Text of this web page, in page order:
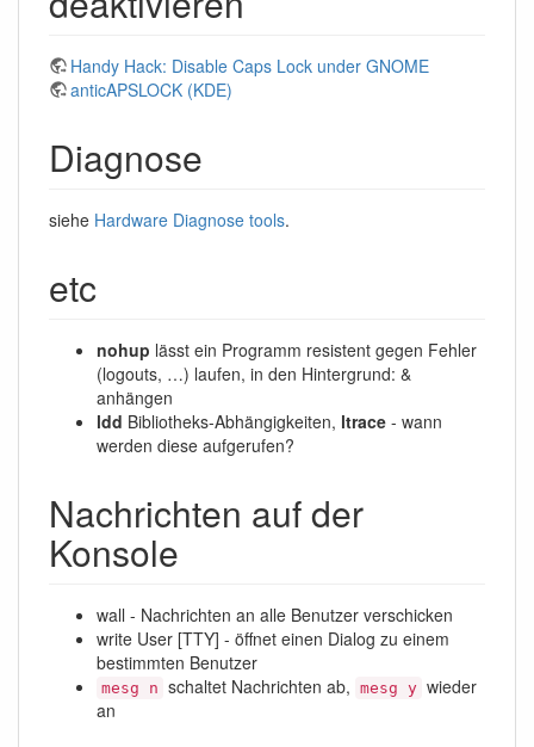
Handy Hack: Disable Caps Lock under GNOME
anticAPSLOCK (KDE)
Diagnose
siehe Hardware Diagnose tools.
etc
nohup lässt ein Programm resistent gegen Fehler
(logouts, …) laufen, in den Hintergrund: &
anhängen
ldd Bibliotheks-Abhängigkeiten, ltrace - wann
werden diese aufgerufen?
Nachrichten auf der
Konsole
wall - Nachrichten an alle Benutzer verschicken
write User [TTY] - öffnet einen Dialog zu einem
bestimmten Benutzer
mesg n schaltet Nachrichten ab, mesg y wieder
an